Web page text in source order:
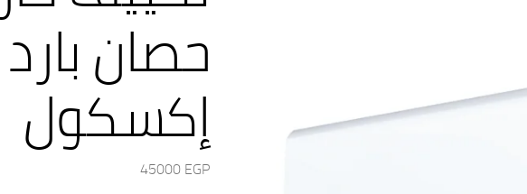
حصان
إكسكول
45000EGP